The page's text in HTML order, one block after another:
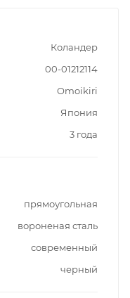
Коландер
00-01212114
Omoikiri
Япония
3 года
прямоугольная
вороненая сталь
современный
черный